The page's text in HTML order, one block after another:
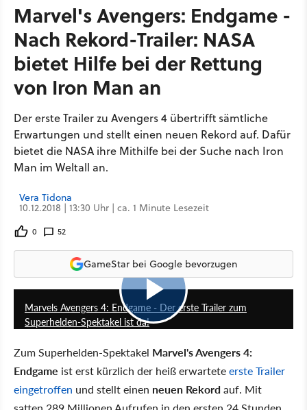
Marvel's Avengers: Endgame -
Nach Rekord-Trailer: NASA
bietet Hilfe bei der Rettung
von Iron Man an
Der erste Trailer zu Avengers 4 übertrifft sämtliche
Erwartungen und stellt einen neuen Rekord auf. Dafür
bietet die NASA ihre Mithilfe bei der Suche nach Iron
Man im Weltall an.
Vera Tidona
10.12.2018 | 13:30 Uhr | ca. 1 Minute Lesezeit
0 52
GameStar bei Google bevorzugen
2:25
Marvels Avengers 4: Endgame - Der erste Trailer zum
Superhelden-Spektakel ist da!
Zum Superhelden-Spektakel Marvel's Avengers 4:
Endgame ist erst kürzlich der heiß erwarteteerste Trailer
eingetroffen und stellt einen neuen Rekordauf. Mit